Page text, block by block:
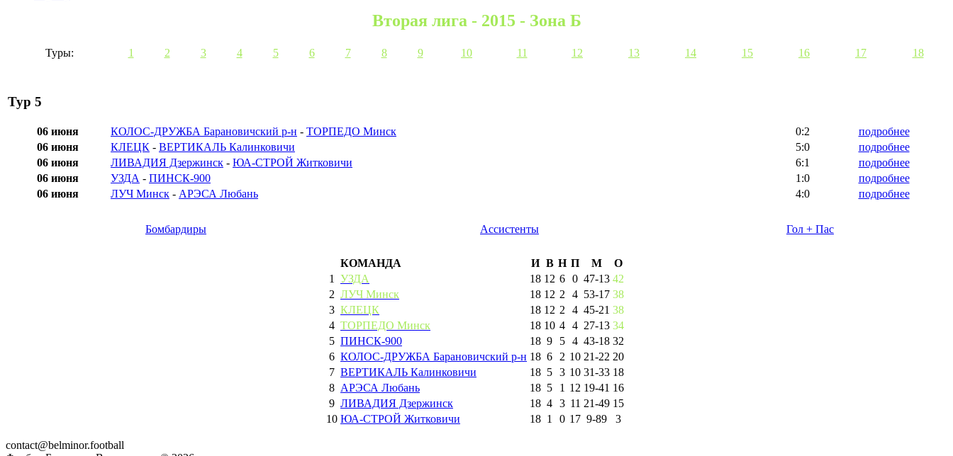
Вторая лига - 2015 - Зона Б
Туры: 1 2 3 4 5 6 7 8 9 10 11 12 13 14 15 16 17 18
Тур 5
06 июня КОЛОС-ДРУЖБА Барановичский р-н - ТОРПЕДО Минск 0:2
подробнее
06 июня
КЛЕЦК - ВЕРТИКАЛЬ Калинковичи 5:0
подробнее
06 июня
ЛИВАДИЯ Дзержинск - ЮА-СТРОЙ Житковичи 6:1
подробнее
06 июня
УЗДА - ПИНСК-900 1:0
подробнее
06 июня
ЛУЧ Минск - АРЭСА Любань 4:0 подробнее
Бомбардиры Ассистенты Гол + Пас
КОМАНДА И В Н П М
О
1
УЗДА 18 12 6 0 47-13 42
2 ЛУЧ Минск 18 12 2 4 53-17 38
3 КЛЕЦК 18 12 2 4 45-21 38
4 ТОРПЕДО Минск 18 10 4 4 27-13 34
5 ПИНСК-900 18 9 5 4 43-18 32
6 КОЛОС-ДРУЖБА Барановичский р-н 18 6 2 10 21-22 20
7 ВЕРТИКАЛЬ Калинковичи 18 5 3 10 31-33 18
8 АРЭСА Любань 18 5 1 12 19-41 16
9 ЛИВАДИЯ Дзержинск 18 4 3 11 21-49 15
10 ЮА-СТРОЙ Житковичи 18 1 0 17 9-89 3
contact@belminor.football